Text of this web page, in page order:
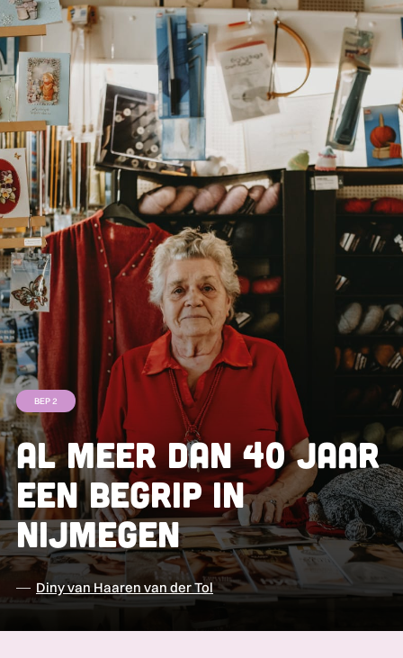
BEP 2
Al meer dan 40 jaar
een begrip in
Nijmegen
Diny van Haaren van der Tol